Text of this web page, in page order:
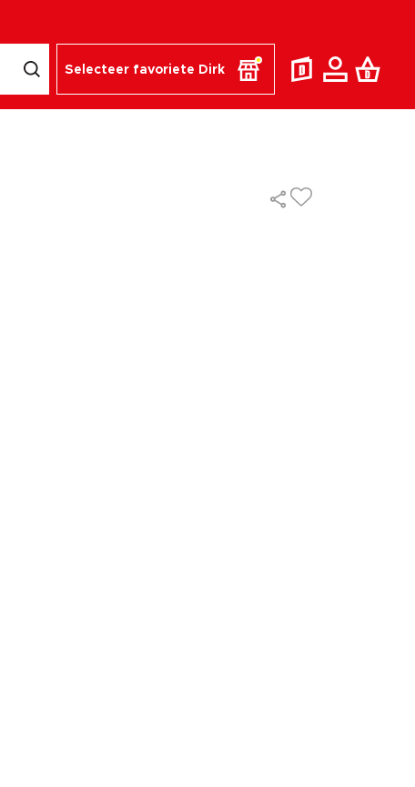
Selecteer favoriete Dirk